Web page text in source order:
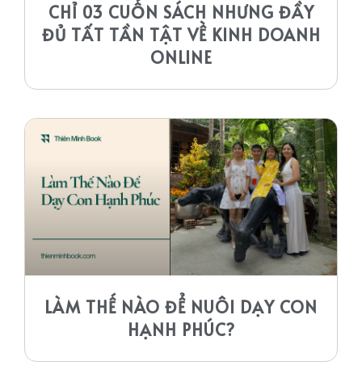
CHỈ 03 CUỐN SÁCH NHƯNG ĐẦY
ĐỦ TẤT TẦN TẬT VỀ KINH DOANH
ONLINE
LÀM THẾ NÀO ĐỂ NUÔI DẠY CON
HẠNH PHÚC?